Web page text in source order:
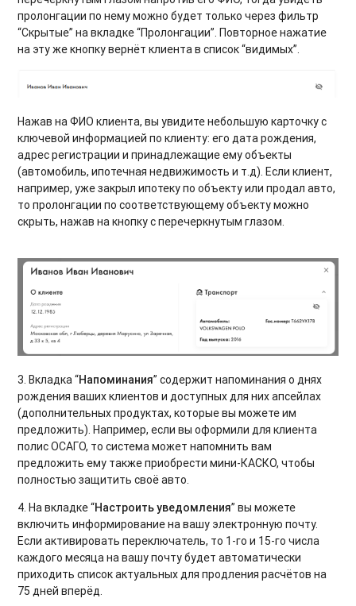
пролонгации по нему можно будет только через фильтр
“Скрытые” на вкладке “Пролонгации”. Повторное нажатие
на эту же кнопку вернёт клиента в список “видимых”.
Нажав на ФИО клиента, вы увидите небольшую карточку с
ключевой информацией по клиенту: его дата рождения,
адрес регистрации и принадлежащие ему объекты
(автомобиль, ипотечная недвижимость и т.д). Если клиент,
например, уже закрыл ипотеку по объекту или продал авто,
то пролонгации по соответствующему объекту можно
скрыть, нажав на кнопку с перечеркнутым глазом.
3. Вкладка “Напоминания” содержит напоминания о днях
рождения ваших клиентов и доступных для них апсейлах
(дополнительных продуктах, которые вы можете им
предложить). Например, если вы оформили для клиента
полис ОСАГО, то система может напомнить вам
предложить ему также приобрести мини-КАСКО, чтобы
полностью защитить своё авто.
4. На вкладке “Настроить уведомления” вы можете
включить информирование на вашу электронную почту.
Если активировать переключатель, то 1-го и 15-го числа
каждого месяца на вашу почту будет автоматически
приходить список актуальных для продления расчётов на
75 дней вперёд.